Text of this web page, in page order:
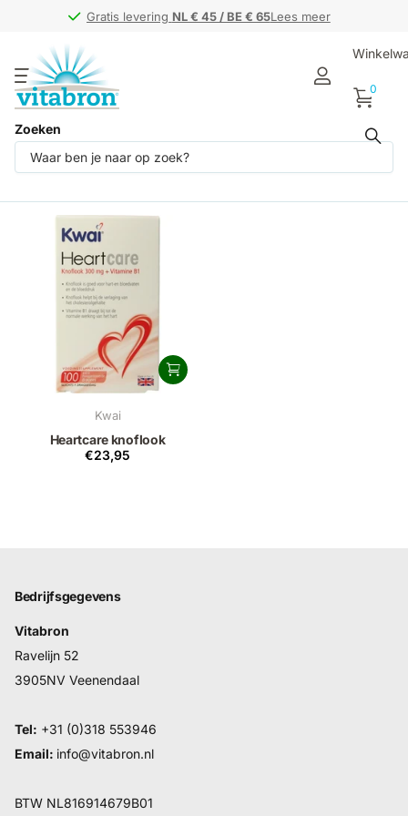
Gratis levering NL € 45 / BE € 65Lees meer
Gratis levering NL € 45 / BE € 65
Zoeken
0
Producten (1)
Kwai
Heartcare knoflook
€23,95
Bedrijfsgegevens
Vitabron
Ravelijn 52
3905NV Veenendaal
Tel: +31 (0)318 553946
Email: info@vitabron.nl
BTW NL816914679B01